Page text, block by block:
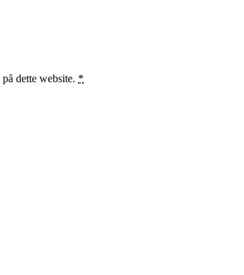
dette website. *